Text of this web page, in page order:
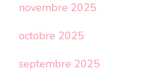
novembre 2025
octobre 2025
septembre 2025